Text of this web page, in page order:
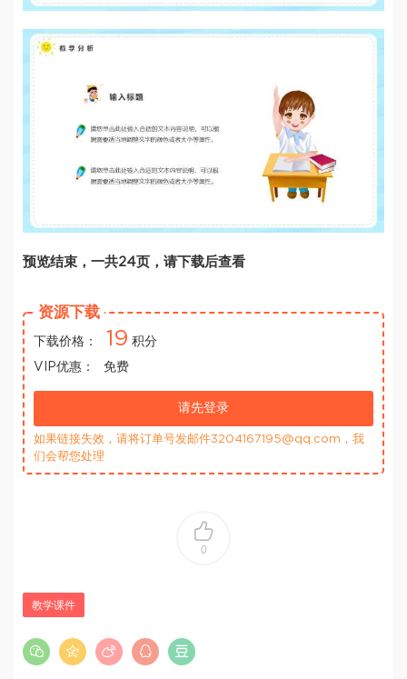
预览结束，一共24页，请下载后查看
资源下载
下载价格： 19 积分
VIP优惠：
免费
请先登录
如果链接失效，请将订单号发邮件3204167195@qq.com，我
们会帮您处理
0
教学课件